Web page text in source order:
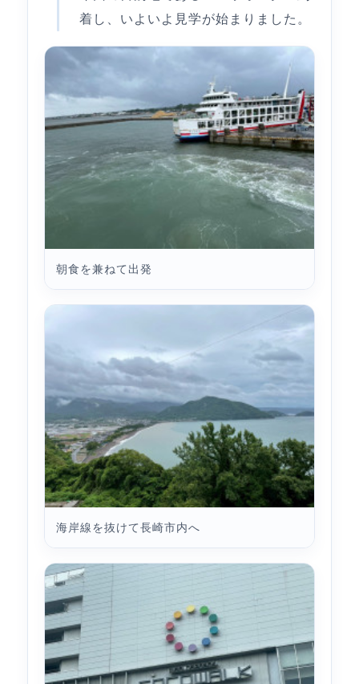
着し、いよいよ見学が始まりました。
朝食を兼ねて出発
海岸線を抜けて長崎市内へ